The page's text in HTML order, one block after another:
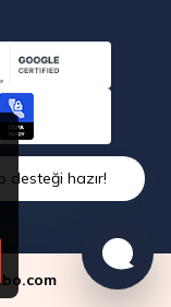
desteği hazır!